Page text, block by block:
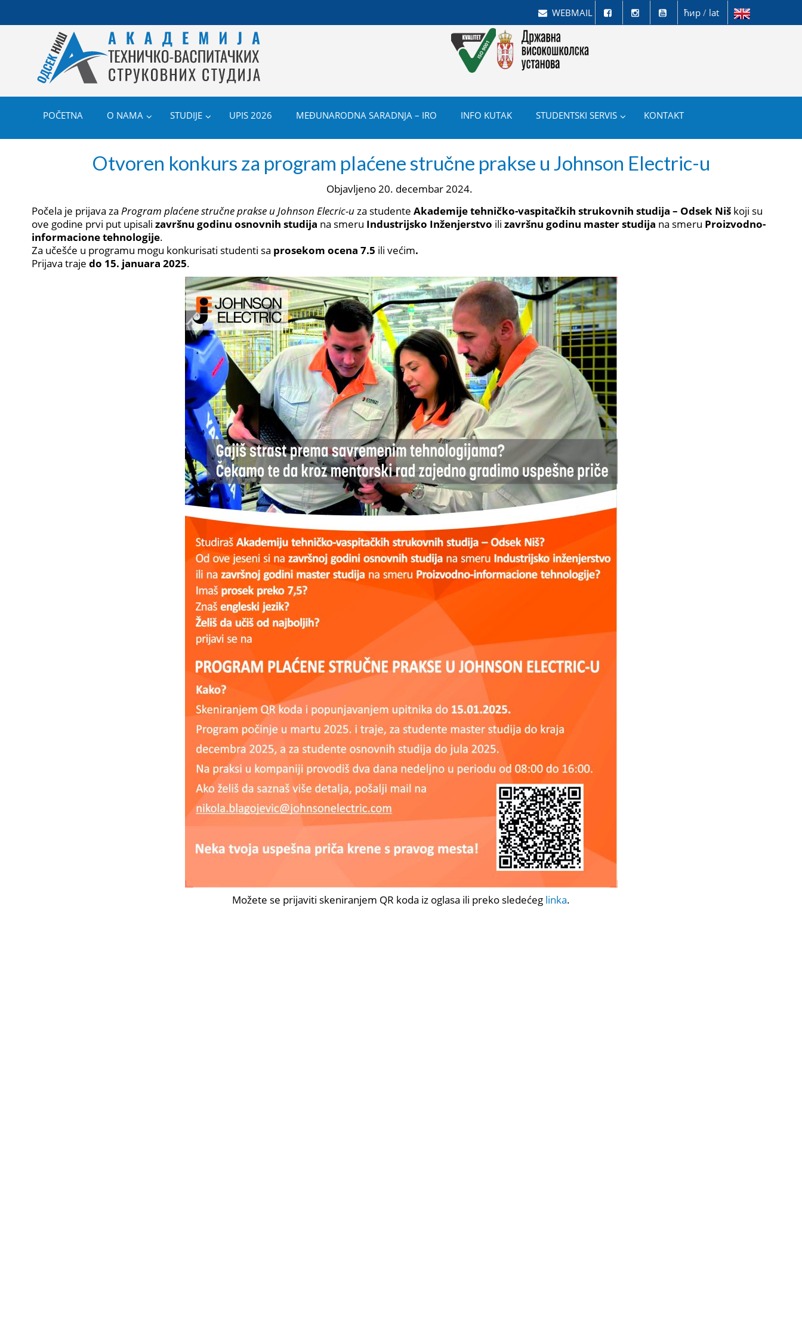
WEBMAIL ћир / lat
POČETNA O NAMA STUDIJE UPIS 2026 MEĐUNARODNA SARADNJA – IRO INFO KUTAK STUDENTSKI SERVIS KONTAKT
Otvoren konkurs za program plaćene stručne prakse u Johnson Electric-u
Objavljeno20. decembar 2024.
Počela je prijava za Program plaćene stručne prakse u Johnson Elecric-uza studente Akademijetehničko-vaspitačkih strukovnih studija – Odsek Niš koji su
ove godine prvi put upisali završnu godinu osnovnih studija na smeru Industrijsko Inženjerstvo ili završnu godinu master studija na smeru Proizvodno-
informacione tehnologije.
Za učešće u programu mogu konkurisati studenti sa prosekom ocena 7.5 ili većim.
Prijava traje do 15. januara 2025.
Možete se prijaviti skeniranjem QR koda iz oglasa ili preko sledećeg linka.